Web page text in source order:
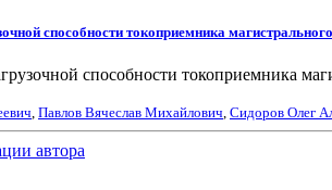
способности токоприемника
способности токоприемника
Павлов Вячеслав Михайлович Сидоров Олег
автора